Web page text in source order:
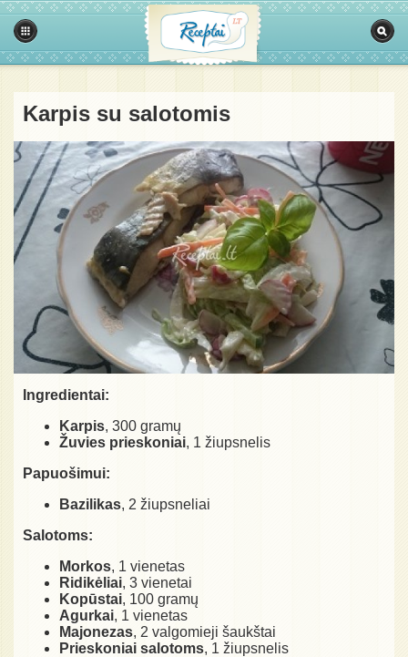
Karpis su salotomis
Ingredientai:
Karpis, 300 gramų
Žuvies prieskoniai, 1 žiupsnelis
Papuošimui:
Bazilikas, 2 žiupsneliai
Salotoms:
Morkos, 1 vienetas
Ridikėliai, 3 vienetai
Kopūstai, 100 gramų
Agurkai, 1 vienetas
Majonezas, 2 valgomieji šaukštai
Prieskoniai salotoms, 1 žiupsnelis